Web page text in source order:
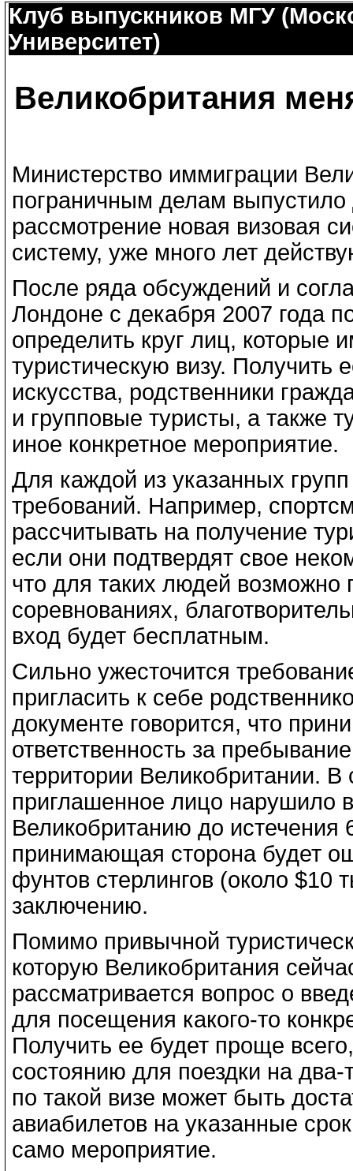
Клуб выпускников МГУ
Университет)
Великобритания
Министерство иммиграции
пограничным делам
рассмотрение новая визовая
систему, уже много лет
После ряда обсуждений и
Лондоне с декабря 2007 года
определить круг лиц, которые
туристическую визу. Получить
искусства, родственники
и групповые туристы, а также
иное конкретное мероприятие.
Для каждой из указанных
требований. Например,
рассчитывать на получение
если они подтвердят свое
что для таких людей
соревнованиях,
вход будет бесплатным.
Сильно ужесточится
пригласить к себе
документе говорится, что
ответственность за
территории Великобритании. В
приглашенное лицо нарушило
Великобританию до истечения
принимающая сторона будет
фунтов стерлингов (около $10
заключению.
Помимо привычной
которую Великобритания
рассматривается вопрос о
для посещения какого-то
Получить ее будет проще
состоянию для поездки на
по такой визе может быть
авиабилетов на указанные
само мероприятие.